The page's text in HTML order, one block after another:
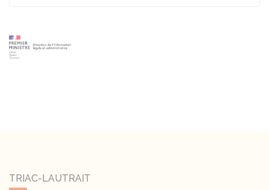
TRIAC-LAUTRAIT